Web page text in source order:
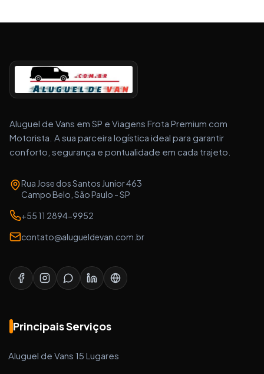
Aluguel de Vans em SP e Viagens Frota Premium com
Motorista. A sua parceira logística ideal para garantir
conforto, segurança e pontualidade em cada trajeto.
Rua Jose dos Santos Junior 463
Campo Belo, São Paulo - SP
+55 11 2894-9952
contato@alugueldevan.com.br
Principais Serviços
Aluguel de Vans 15 Lugares